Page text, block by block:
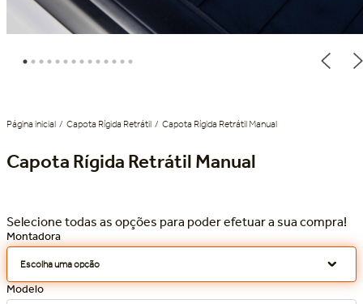
Capota Rígida Retrátil Capota Rígida Retrátil Manual
Capota Rígida Retrátil Manual
Escolha uma opção